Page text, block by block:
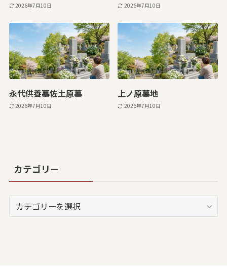
2026年7月10日 2026年7月10日
永代供養墓佐土原墓
2026年7月10日
上ノ原墓地
2026年7月10日
カテゴリー
テ